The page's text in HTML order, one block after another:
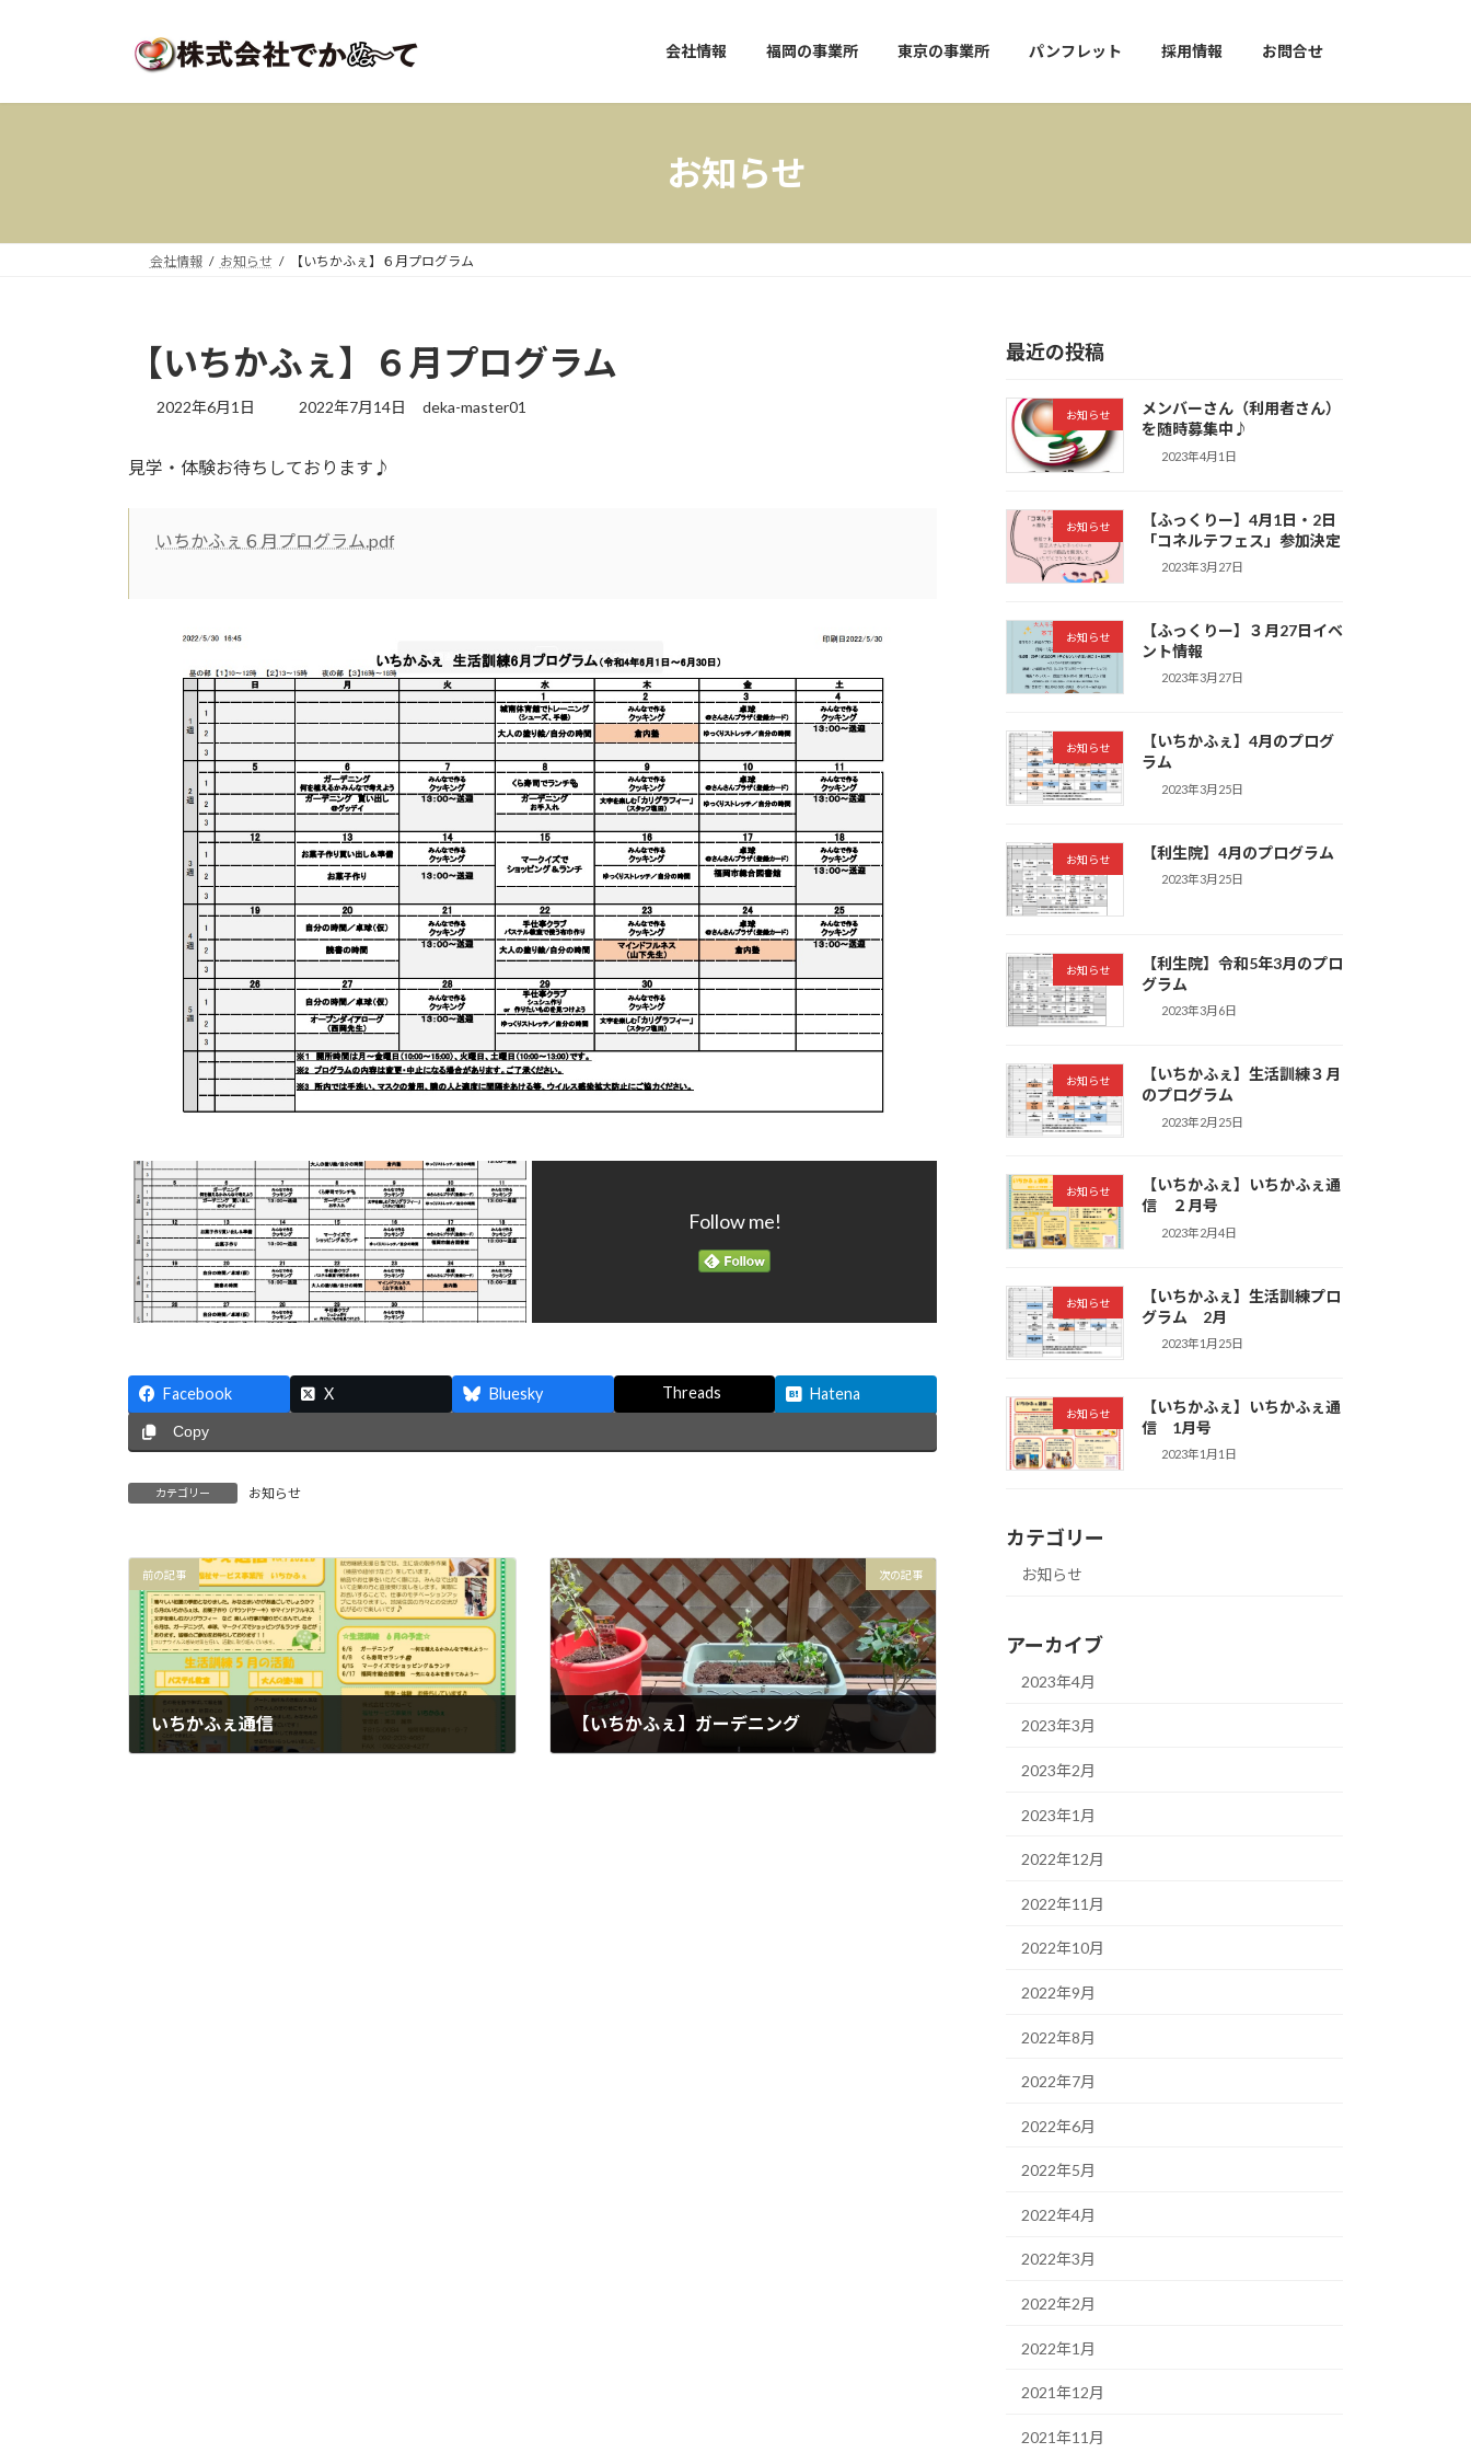
プ
動
会社情報 福岡の事業所 東京の事業所 パンフレット 採用情報 お問合せ
お知らせ
会社情報 お知らせ 【いちかふぇ】６月プログラム
【いちかふぇ】６月プログラム
2022年6月1日
最
新
:
2022年7月14日 deka-master01
見学・体験お待ちしております♪
いちかふぇ６月プログラム.pdf
Follow me!
Facebook X Bluesky Threads Hatena
Copy
カテゴリー お知らせ
前の記事
いちかふぇ通信
次の記事
【いちかふぇ】ガーデニング
最近の投稿
お知らせ
メンバーさん（利用者さん）
を随時募集中♪
2023年4月1日
お知らせ
【ふっくりー】4月1日・2日
「コネルテフェス」参加決定
2023年3月27日
お知らせ
【ふっくりー】３月27日イベ
ント情報
2023年3月27日
お知らせ
【いちかふぇ】4月のプログ
ラム
2023年3月25日
お知らせ 【利生院】4月のプログラム
2023年3月25日
お知らせ
【利生院】令和5年3月のプロ
グラム
2023年3月6日
お知らせ
【いちかふぇ】生活訓練３月
のプログラム
2023年2月25日
お知らせ
【いちかふぇ】いちかふぇ通
信 ２月号
2023年2月4日
お知らせ
【いちかふぇ】生活訓練プロ
グラム 2月
2023年1月25日
お知らせ
【いちかふぇ】いちかふぇ通
信 1月号
2023年1月1日
カテゴリー
お知らせ
アーカイブ
2023年4月
2023年3月
2023年2月
2023年1月
2022年12月
2022年11月
2022年10月
2022年9月
2022年8月
2022年7月
2022年6月
2022年5月
2022年4月
2022年3月
2022年2月
2022年1月
2021年12月
2021年11月